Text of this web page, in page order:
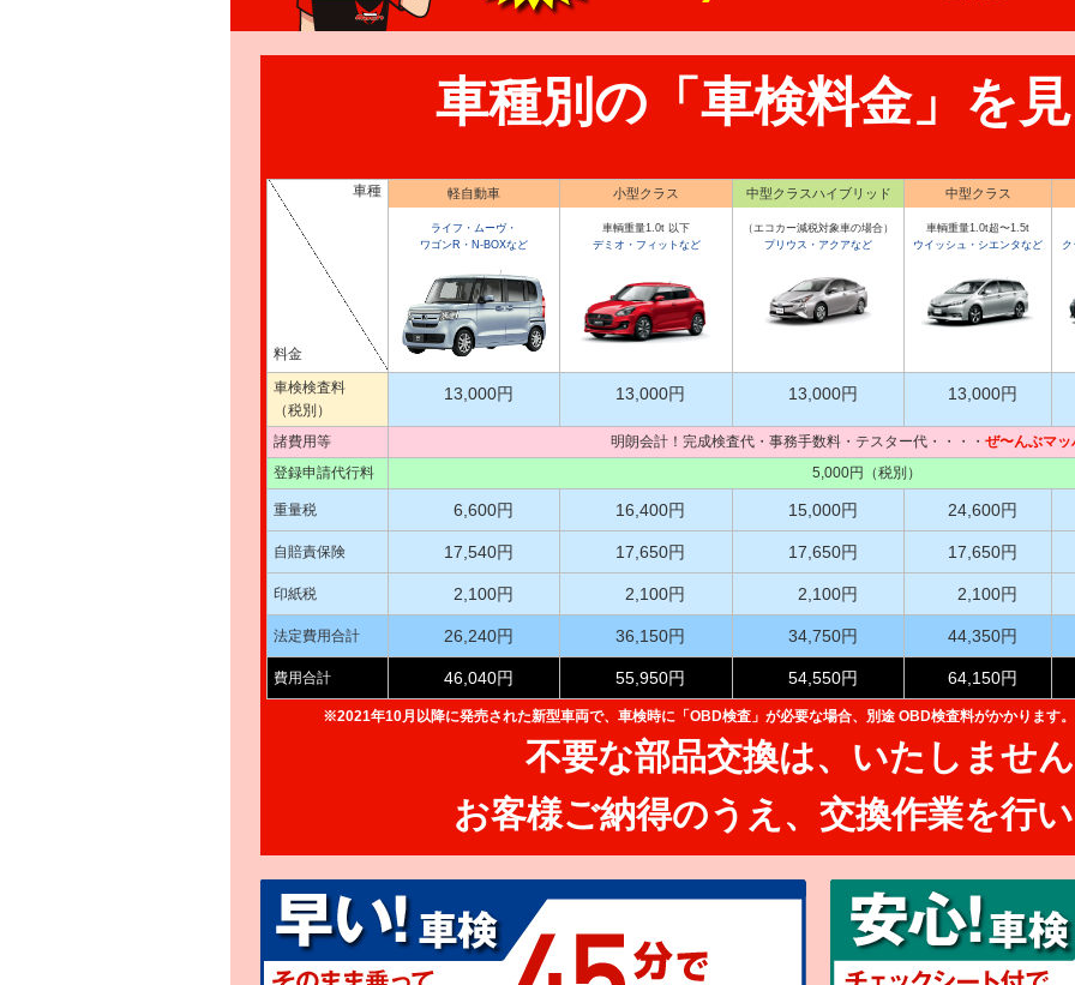
車種別の「車検料金」を
車種
料金
軽自動車
ライフ・ムーヴ・
ワゴンR・N-BOXなど
小型クラス
車輌重量1.0t 以下
デミオ・フィットなど
中型クラスハイブリッド
（エコカー減税対象車の場合）
プリウス・アクアなど
中型クラス
車輌重量1.0t超〜1.5t
ウイッシュ・シエンタなど
車検検査料
（税別）
13,000円 13,000円 13,000円 13,000円
諸費用等 明朗会計！完成検査代・事務手数料・テスター代・・・・ ぜ〜んぶマッ
登録申請代行料
5,000円（税別）
重量税 6,600円 16,400円 15,000円 24,600円
自賠責保険 17,540円 17,650円 17,650円 17,650円
印紙税 2,100円 2,100円 2,100円 2,100円
法定費用合計 26,240円 36,150円 34,750円 44,350円
費用合計 46,040円 55,950円 54,550円 64,150円
※2021年10月以降に発売された新型車両で、 車検時に「OBD検査」が必要な場合、別途 OBD検査料がかかります。
不要な部品交換は、 いたしませ
お客様ご納得のうえ、 交換作業を行